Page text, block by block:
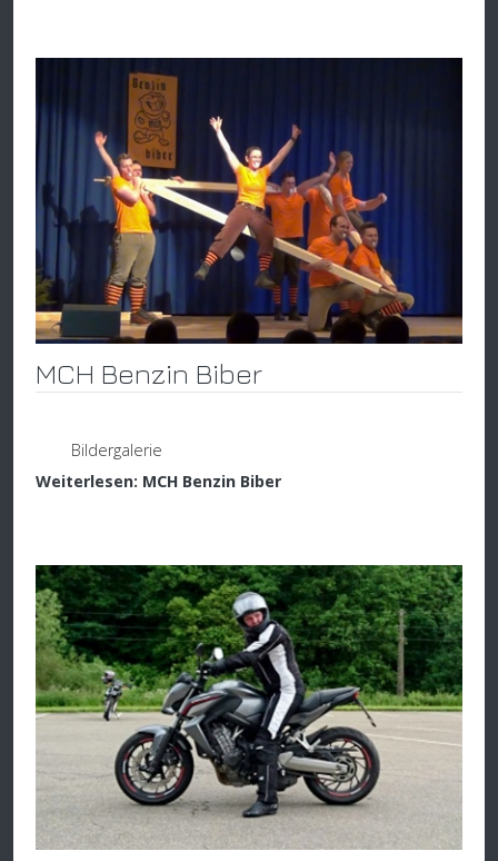
MCH Benzin Biber
Bildergalerie
Weiterlesen: MCH Benzin Biber